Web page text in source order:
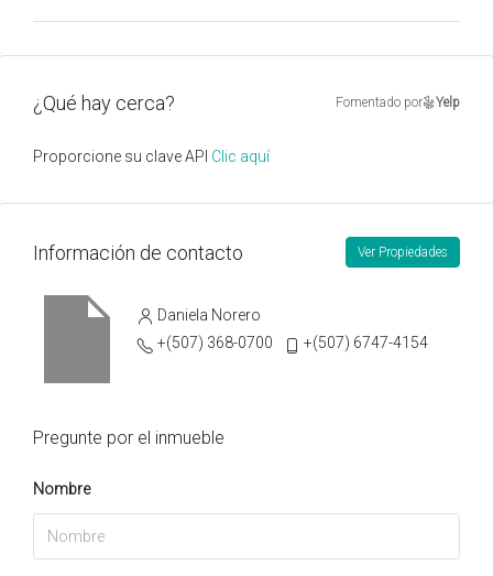
¿Qué hay cerca? Fomentado por Yelp
Proporcione su clave API Clic aquí
Información de contacto Ver Propiedades
Daniela Norero
+(507) 368-0700
+(507) 6747-4154
Pregunte por el inmueble
Nombre